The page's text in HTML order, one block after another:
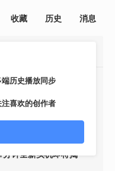
端历史播放同步
注喜欢的创作者
收藏 历史 消息
》“分量十足的一瞥”预
•30评论
零》8月12日开启预
分钟全新实机即将揭